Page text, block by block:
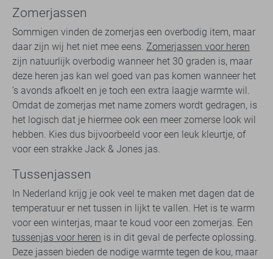
Zomerjassen
Sommigen vinden de zomerjas een overbodig item, maar
daar zijn wij het niet mee eens. Zomerjassen voor heren
zijn natuurlijk overbodig wanneer het 30 graden is, maar
deze heren jas kan wel goed van pas komen wanneer het
‘s avonds afkoelt en je toch een extra laagje warmte wil.
Omdat de zomerjas met name zomers wordt gedragen, is
het logisch dat je hiermee ook een meer zomerse look wil
hebben. Kies dus bijvoorbeeld voor een leuk kleurtje, of
voor een strakke Jack & Jones jas.
Tussenjassen
In Nederland krijg je ook veel te maken met dagen dat de
temperatuur er net tussen in lijkt te vallen. Het is te warm
voor een winterjas, maar te koud voor een zomerjas. Een
tussenjas voor heren is in dit geval de perfecte oplossing.
Deze jassen bieden de nodige warmte tegen de kou, maar